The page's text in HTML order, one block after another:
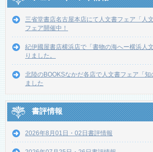
三省堂書店名古屋本店にて人文書フェア「人
フェア開催中！
紀伊國屋書店横浜店で「書物の海へー横浜人
りました。
北陸のBOOKSなかだ各店で人文書フェア「知
ました
書評情報
2026年8月01日・02日書評情報